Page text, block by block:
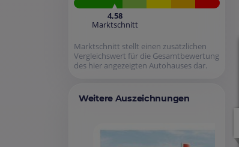
4,58
Marktschnitt
Marktschnitt stellt einen zusätzlichen
Vergleichswert für die Gesamtbewertung
des hier angezeigten Autohauses dar.
Weitere Auszeichnungen